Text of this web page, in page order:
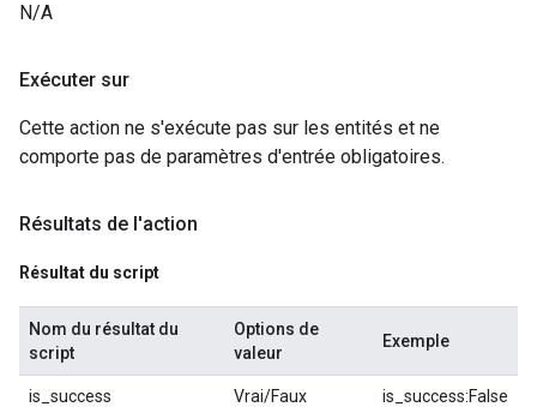
N/A
Exécuter sur
Cette action ne s'exécute pas sur les entités et ne
comporte pas de paramètres d'entrée obligatoires.
Résultats de l'action
Résultat du script
Nom du résultat du
script
Options de
valeur
Exemple
is_success Vrai/Faux is_success:False